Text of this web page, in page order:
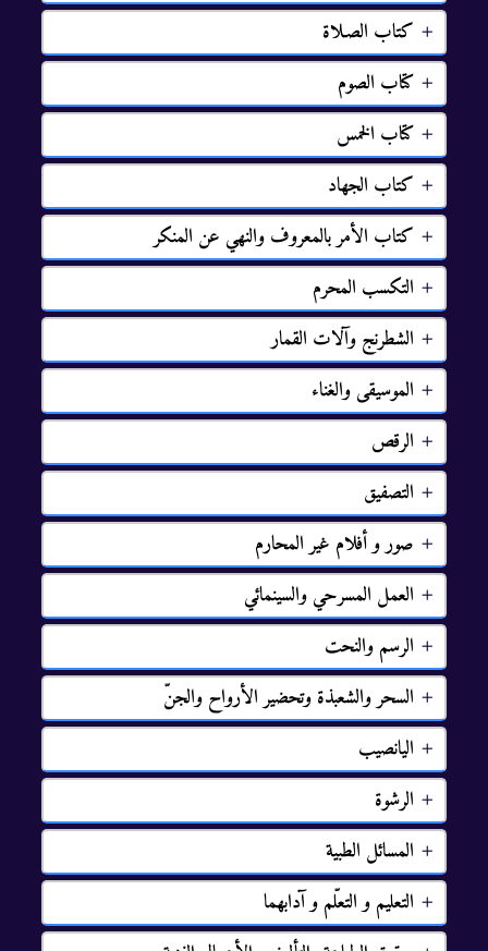
ﻛﺘﺎﺏ ﺍﻟﺼـﻼﺓ
كتاب الصوم
كتاب الخمس
ﻛﺘﺎﺏ ﺍﻟﺠﻬﺎﺩ
ﻛﺘﺎﺏ ﺍﻷﻣﺮ ﺑﺎﻟﻤﻌﺮﻭﻑ ﻭﺍﻟﻨﻬﻲ ﻋﻦ ﺍﻟﻤﻨﻜﺮ
ﺍﻟﺘﮑﺴﺐ ﺍﻟﻤﺤﺮﻡ
ﺍﻟﺸﻄﺮﻧﺞ ﻭﺁﻻﺕ ﺍﻟﻘﻤﺎﺭ
ﺍﻟﻤﻮﺳﻴﻘﻰ ﻭﺍﻟﻐﻨﺎﺀ
ﺍﻟﺮﻗﺺ
ﺍﻟﺘﺼﻔﻴﻖ
ﺻﻮﺭ ﻭ ﺃﻓﻼﻡ ﻏﻴﺮ ﺍﻟﻤﺤﺎﺭﻡ
ﺍﻟﻌﻤﻞ ﺍﻟﻤﺴﺮﺣﻲ ﻭﺍﻟﺴﻴﻨﻤﺎﺋﻲ
ﺍﻟﺮﺳﻢ ﻭﺍﻟﻨﺤﺖ
ﺍﻟﺴﺤﺮ ﻭﺍﻟﺸﻌﺒﺬﺓ ﻭﺗﺤﻀﻴﺮ ﺍﻷﺭﻭﺍﺡ ﻭﺍﻟﺠﻦّ
ﺍﻟﻴﺎﻧﺼﻴﺐ
ﺍﻟﺮﺷﻮﺓ
ﺍﻟﻤﺴﺎﺋﻞ ﺍﻟﻄﺒﻴﺔ
ﺍﻟﺘﻌﻠﻴﻢ ﻭ ﺍﻟﺘﻌﻠّﻢ ﻭ ﺁﺩﺍﺑﻬﻤﺎ